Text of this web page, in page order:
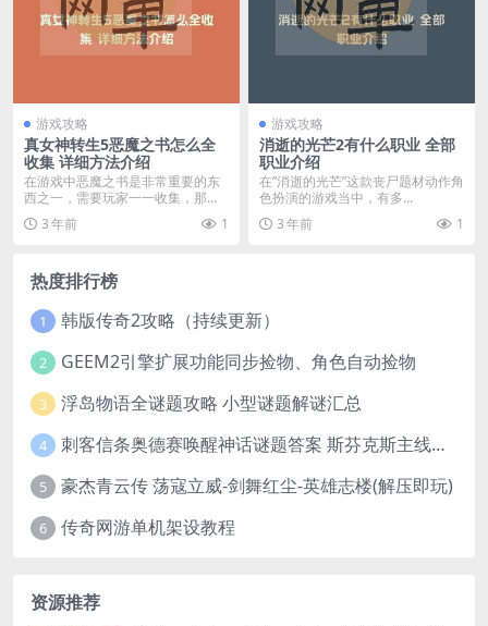
游戏攻略
真女神转生5恶魔之书怎么全
收集 详细方法介绍
在游戏中恶魔之书是非常重要的东
西之一，需要玩家一一收集，那么
真女神转生5恶魔之书...
3 年前 1
游戏攻略
消逝的光芒2有什么职业 全部
职业介绍
在”消逝的光芒”这款丧尸题材动作角
色扮演的游戏当中，有多...
3 年前
1
热度排行榜
1 韩版传奇2攻略（持续更新）
2 GEEM2引擎扩展功能同步捡物、角色自动捡物
3 浮岛物语全谜题攻略 小型谜题解谜汇总
4 刺客信条奥德赛唤醒神话谜题答案 斯芬克斯主线攻略
5 豪杰青云传 荡寇立威-剑舞红尘-英雄志楼(解压即玩)
6 传奇网游单机架设教程
资源推荐